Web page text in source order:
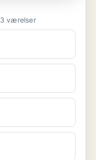
Lejlighed til salg i 2770 Kastrup 3 værelser